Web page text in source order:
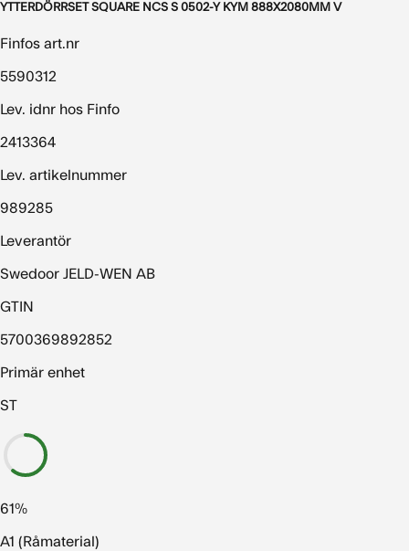
YTTERDÖRRSET SQUARE NCS S 0502-Y KYM 888X2080MM V
Finfos art.nr
5590312
Lev. idnr hos Finfo
2413364
Lev. artikelnummer
989285
Leverantör
Swedoor JELD-WEN AB
GTIN
5700369892852
Primär enhet
ST
61%
A1 (Råmaterial)